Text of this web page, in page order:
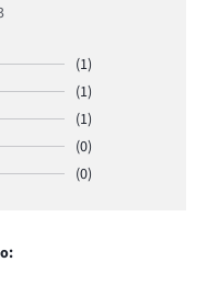
4
(1)
(1)
(1)
(0)
(0)